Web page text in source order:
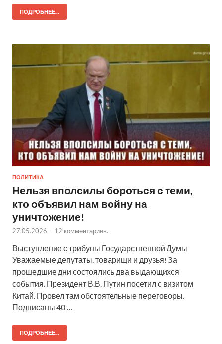
ПОДРОБНЕЕ...
ПОЛИТИКА
Нельзя вполсилы бороться с теми,
кто объявил нам войну на
уничтожение!
27.05.2026 - 12 комментариев.
Выступление с трибуны Государственной Думы
Уважаемые депутаты, товарищи и друзья! За
прошедшие дни состоялись два выдающихся
события. Президент В.В. Путин посетил с визитом
Китай. Провел там обстоятельные переговоры.
Подписаны 40 …
ПОДРОБНЕЕ...